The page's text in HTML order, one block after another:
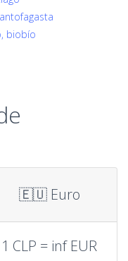
biobío
🇪🇺 Euro
1 CLP = inf EUR